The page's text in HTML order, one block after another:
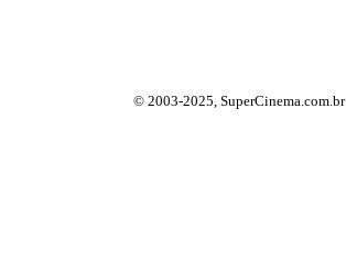
© 2003-2025, SuperCinema.com.br